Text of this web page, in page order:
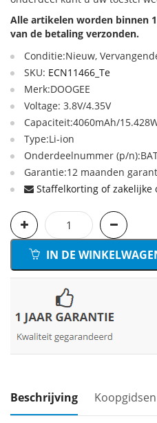
Alle artikelen worden binnen
van de betaling verzonden.
Conditie:Nieuw,
SKU: ECN11466_Te
Merk:DOOGEE
Voltage: 3.8V/4.35V
Capaciteit:4060mAh/
Type:Li-ion
Onderdeelnummer (p/
Garantie:12 maanden
Staffelkorting of zakelijke
IN DE
Beschrijving